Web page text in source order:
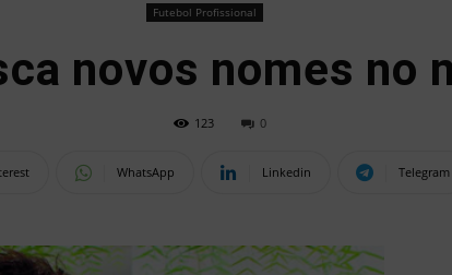
Futebol Profissional
novos nomes no
123 0
WhatsApp Linkedin Telegram